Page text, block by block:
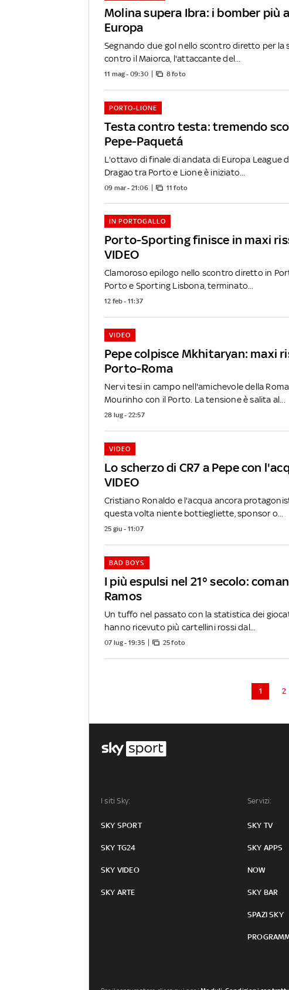
Molina supera Ibra: i bomber più
Europa
Segnando due gol nello scontro diretto per la
contro il Maiorca, l'attaccante del...
11 mag - 09:30 8 foto
Testa contro testa: tremendo
Pepe-Paquetá
PORTO-LIONE
L'ottavo di finale di andata di Europa League
Dragao tra Porto e Lione è iniziato...
09 mar - 21:06 11 foto
Porto-Sporting finisce in maxi
VIDEO
IN PORTOGALLO
Clamoroso epilogo nello scontro diretto in
Porto e Sporting Lisbona, terminato...
12 feb - 11:37
Pepe colpisce Mkhitaryan: maxi
Porto-Roma
VIDEO
Nervi tesi in campo nell'amichevole della
Mourinho con il Porto. La tensione è salita al...
28 lug - 22:57
Lo scherzo di CR7 a Pepe con
VIDEO
VIDEO
Cristiano Ronaldo e l'acqua ancora
questa volta niente bottiegliette, sponsor o...
25 giu - 11:07
I più espulsi nel 21° secolo:
Ramos
BAD BOYS
Un tuffo nel passato con la statistica dei
hanno ricevuto più cartellini rossi dal...
07 lug - 19:35 25 foto
1 2
I siti Sky:
SKY SPORT
SKY TG24
SKY VIDEO
SKY ARTE
Servizi:
SKY TV
SKY APPS
NOW
SKY BAR
SPAZI SKY